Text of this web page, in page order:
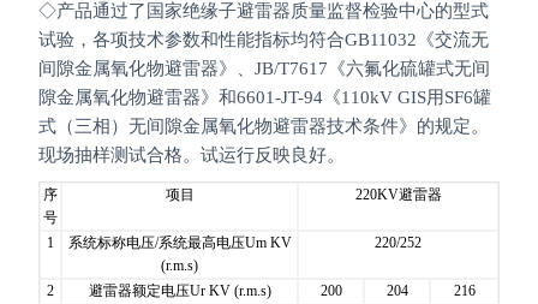
◇产品通过了国家绝缘子避雷器质量监督检验中心的型式
试验，各项技术参数和性能指标均符合GB11032《交流无
间隙金属氧化物避雷器》、JB/T7617《六氟化硫罐式无间
隙金属氧化物避雷器》和6601-JT-94《110kV GIS用SF6罐
式（三相）无间隙金属氧化物避雷器技术条件》的规定。
现场抽样测试合格。试运行反映良好。
序
号
项目 220KV避雷器
1
系统标称电压/系统最高电压Um KV
(r.m.s)
220/252
2 避雷器额定电压Ur KV (r.m.s) 200 204
216